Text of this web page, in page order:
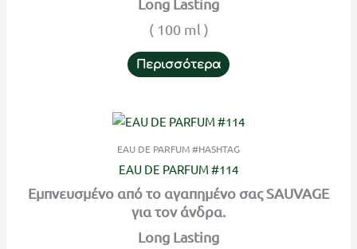
Long Lasting
( 100 ml )
Περισσότερα
EAU DE PARFUM #HASHTAG
EAU DE PARFUM #114
Εμπνευσμένο από το αγαπημένο σας SAUVAGE
για τον άνδρα.
Long Lasting